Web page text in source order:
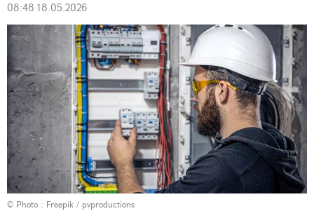
08:48 18.05.2026
© Photo : Freepik / pvproductions